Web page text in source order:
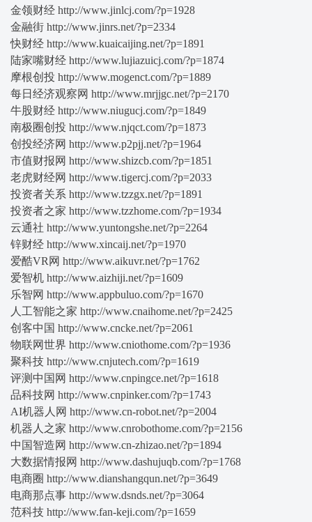
金领财经 http://www.jinlcj.com/?p=1928
金融街 http://www.jinrs.net/?p=2334
快财经 http://www.kuaicaijing.net/?p=1891
陆家嘴财经 http://www.lujiazuicj.com/?p=1874
摩根创投 http://www.mogenct.com/?p=1889
每日经济观察网 http://www.mrjjgc.net/?p=2170
牛股财经 http://www.niugucj.com/?p=1849
南极圈创投 http://www.njqct.com/?p=1873
创投经济网 http://www.p2pjj.net/?p=1964
市值财报网 http://www.shizcb.com/?p=1851
老虎财经网 http://www.tigercj.com/?p=2033
投资者关系 http://www.tzzgx.net/?p=1891
投资者之家 http://www.tzzhome.com/?p=1934
云通社 http://www.yuntongshe.net/?p=2264
锌财经 http://www.xincaij.net/?p=1970
爱酷VR网 http://www.aikuvr.net/?p=1762
爱智机 http://www.aizhiji.net/?p=1609
乐智网 http://www.appbuluo.com/?p=1670
人工智能之家 http://www.cnaihome.net/?p=2425
创客中国 http://www.cncke.net/?p=2061
物联网世界 http://www.cniothome.com/?p=1936
聚科技 http://www.cnjutech.com/?p=1619
评测中国网 http://www.cnpingce.net/?p=1618
品科技网 http://www.cnpinker.com/?p=1743
AI机器人网 http://www.cn-robot.net/?p=2004
机器人之家 http://www.cnrobothome.com/?p=2156
中国智造网 http://www.cn-zhizao.net/?p=1894
大数据情报网 http://www.dashujuqb.com/?p=1768
电商圈 http://www.dianshangqun.net/?p=3649
电商那点事 http://www.dsnds.net/?p=3064
范科技 http://www.fan-keji.com/?p=1659